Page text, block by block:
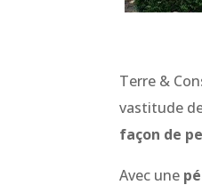
Terre &
vastitude
façon de
Avec une